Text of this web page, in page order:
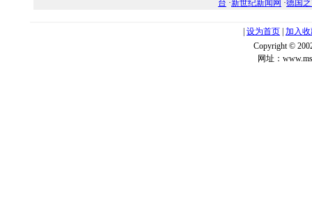
台 ·新世纪新闻网 ·德国
设为首页 加入
Copyright ©
网址：